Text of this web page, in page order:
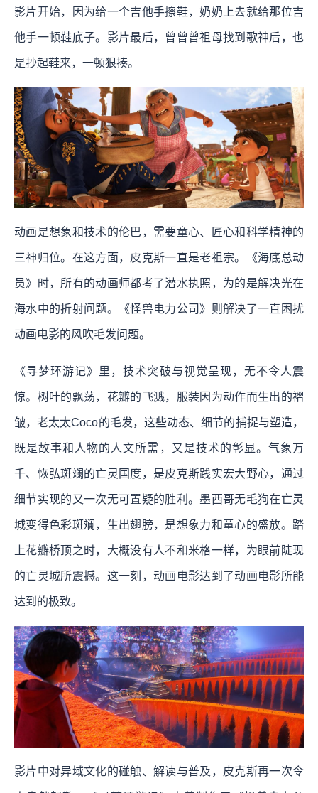
影片开始，因为给一个吉他手擦鞋，奶奶上去就给那位吉
他手一顿鞋底子。影片最后，曾曾曾祖母找到歌神后，也
是抄起鞋来，一顿狠揍。
动画是想象和技术的伦巴，需要童心、匠心和科学精神的
三神归位。在这方面，皮克斯一直是老祖宗。《海底总动
员》时，所有的动画师都考了潜水执照，为的是解决光在
海水中的折射问题。《怪兽电力公司》则解决了一直困扰
动画电影的风吹毛发问题。
《寻梦环游记》里，技术突破与视觉呈现，无不令人震
惊。树叶的飘荡，花瓣的飞溅，服装因为动作而生出的褶
皱，老太太Coco的毛发，这些动态、细节的捕捉与塑造，
既是故事和人物的人文所需，又是技术的彰显。气象万
千、恢弘斑斓的亡灵国度，是皮克斯践实宏大野心，通过
细节实现的又一次无可置疑的胜利。墨西哥无毛狗在亡灵
城变得色彩斑斓，生出翅膀，是想象力和童心的盛放。踏
上花瓣桥顶之时，大概没有人不和米格一样，为眼前陡现
的亡灵城所震撼。这一刻，动画电影达到了动画电影所能
达到的极致。
影片中对异域文化的碰触、解读与普及，皮克斯再一次令